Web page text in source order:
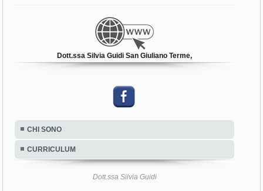
Dott.ssa Silvia Guidi San Giuliano Terme,
CHI SONO
CURRICULUM
Dott.ssa Silvia Guidi